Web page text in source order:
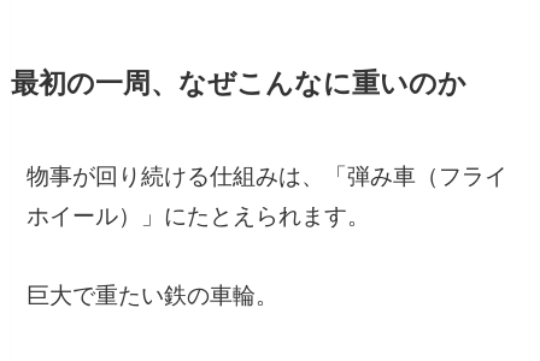
最初の一周、なぜこんなに重いのか
物事が回り続ける仕組みは、「弾み車（フライ
ホイール）」にたとえられます。
巨大で重たい鉄の車輪。